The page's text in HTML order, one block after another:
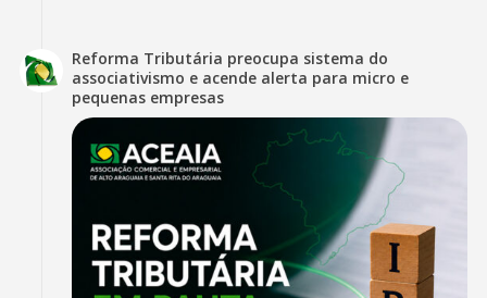
Reforma Tributária preocupa sistema do
associativismo e acende alerta para micro e
pequenas empresas